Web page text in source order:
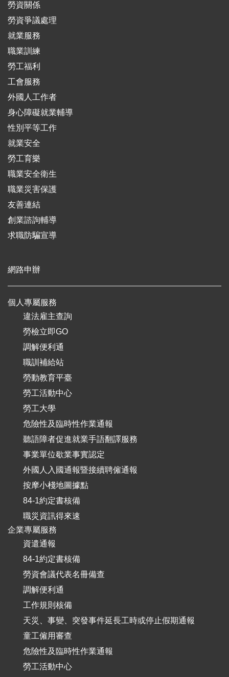
勞資關係
勞資爭議處理
就業服務
職業訓練
勞工福利
工會服務
外國人工作者
身心障礙就業輔導
性別平等工作
就業安全
勞工育樂
職業安全衛生
職業災害保護
友善連結
創業諮詢輔導
求職防騙宣導
網路申辦
個人專屬服務
違法雇主查詢
勞檢立即GO
調解便利通
職訓補給站
勞動教育平臺
勞工活動中心
勞工大學
危險性及臨時性作業通報
聽語障者促進就業手語翻譯服務
事業單位歇業事實認定
外國人入國通報暨接續聘僱通報
按摩小棧地圖據點
84-1約定書核備
職災資訊得來速
企業專屬服務
資遣通報
84-1約定書核備
勞資會議代表名冊備查
調解便利通
工作規則核備
天災、事變、突發事件延長工時或停止假期通報
童工僱用審查
危險性及臨時性作業通報
勞工活動中心